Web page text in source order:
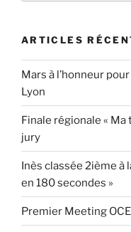
ARTICLES
Mars à l’honneur
Lyon
Finale régionale « Ma
jury
Inès classée 2ième à
en 180 secondes »
Premier Meeting